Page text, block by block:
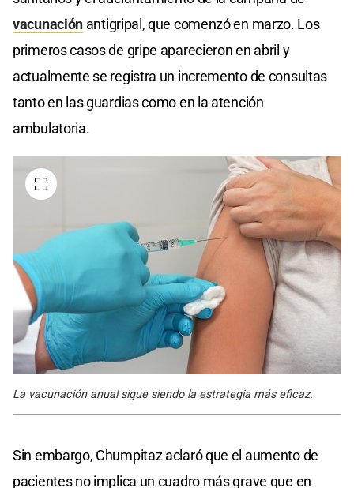
vacunación antigripal, que comenzó en marzo. Los
primeros casos de gripe aparecieron en abril y
actualmente se registra un incremento de consultas
tanto en las guardias como en la atención
ambulatoria.
La vacunación anual sigue siendo la estrategia más eficaz.
Sin embargo, Chumpitaz aclaró que el aumento de
pacientes no implica un cuadro más grave que en